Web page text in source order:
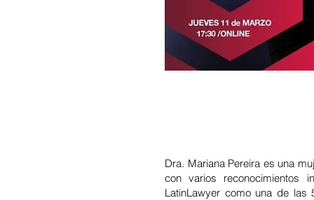
Dra. Mariana Pereira es una
con varios reconocimientos
LatinLawyer como una de las